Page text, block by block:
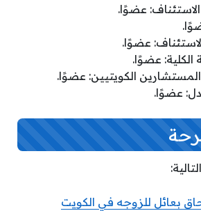
عضوًا.
عضوًا.
عضوًا.
الكويتيين: عضوًا.
عضوًا.
بعائل للزوجه في الكويت